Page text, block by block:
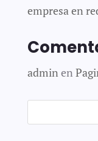
empresa en
adminen